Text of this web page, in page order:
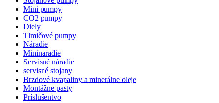
Mini pumpy
CO2 pumpy
Diely
Tlmičové pumpy
Náradie
Minináradie
Servisné náradie
servisné stojany
Brzdové kvapaliny a minerálne oleje
Montážne pasty
Príslušentvo